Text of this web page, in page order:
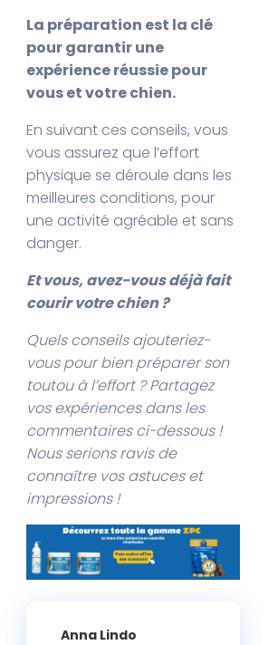
La préparation est la clé
pour garantir une
expérience réussie pour
vous et votre chien.
En suivant ces conseils, vous
vous assurez que l’effort
physique se déroule dans les
meilleures conditions, pour
une activité agréable et sans
danger.
Et vous, avez-vous déjà fait
courir votre chien ?
Quels conseils ajouteriez-
vous pour bien préparer son
toutou à l’effort ? Partagez
vos expériences dans les
commentaires ci-dessous !
Nous serions ravis de
connaître vos astuces et
impressions !
Anna Lindo